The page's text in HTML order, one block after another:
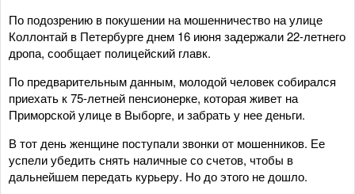
По подозрению в покушении на мошенничество на улице
Коллонтай в Петербурге днем 16 июня задержали 22-летнего
дропа, сообщает полицейский главк.
По предварительным данным, молодой человек собирался
приехать к 75-летней пенсионерке, которая живет на
Приморской улице в Выборге, и забрать у нее деньги.
В тот день женщине поступали звонки от мошенников. Ее
успели убедить снять наличные со счетов, чтобы в
дальнейшем передать курьеру. Но до этого не дошло.